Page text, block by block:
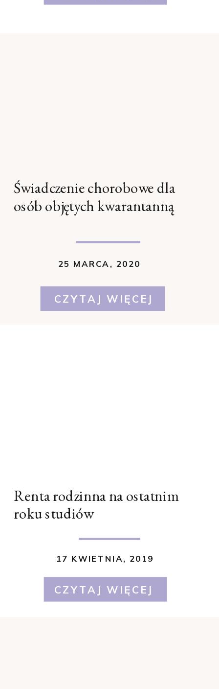
CZYTAJ WIĘCEJ
25 MARCA, 2020
Świadczenie chorobowe dla
osób objętych kwarantanną
CZYTAJ WIĘCEJ
17 KWIETNIA, 2019
Renta rodzinna na ostatnim
roku studiów